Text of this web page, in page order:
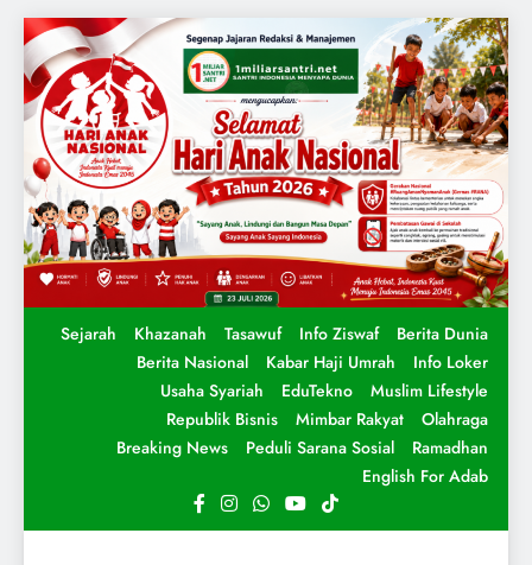
Sejarah Khazanah Tasawuf Info Ziswaf
Berita Dunia
Berita Nasional
Kabar Haji Umrah
Info Loker
Usaha Syariah
EduTekno
Muslim Lifestyle
Republik Bisnis
Mimbar Rakyat
Olahraga
Breaking News
Peduli Sarana Sosial
Ramadhan
English For Adab